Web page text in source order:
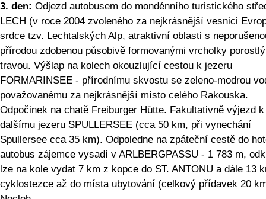
3. den: Odjezd autobusem do mondénního turistického
LECH (v roce 2004 zvoleného za nejkrásnější vesnici
srdce tzv. Lechtalských Alp, atraktivní oblasti s
přírodou zdobenou působivě formovanými vrcholky
travou. Výšlap na kolech okouzlující cestou k jezeru
FORMARINSEE - přírodnímu skvostu se zeleno-modrou
považovanému za nejkrásnější místo celého Rakouska.
Odpočinek na chatě Freiburger Hütte. Fakultativně výjezd k
dalšímu jezeru SPULLERSEE (cca 50 km, při vynechání
Spullersee cca 35 km). Odpoledne na zpáteční cestě do
autobus zájemce vysadí v ARLBERGPASSU - 1 783 m,
lze na kole vydat 7 km z kopce do ST. ANTONU a dále 13
cyklostezce až do místa ubytování (celkový přídavek 20